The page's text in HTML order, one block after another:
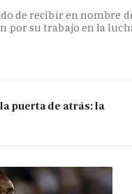
de recibir en nombre
por su trabajo en la
puerta de atrás: la